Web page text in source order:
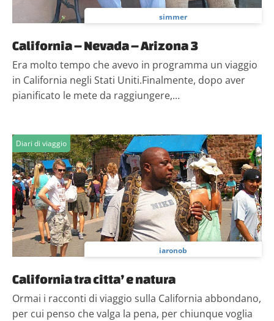
simmer
California – Nevada – Arizona 3
Era molto tempo che avevo in programma un viaggio
in California negli Stati Uniti.Finalmente, dopo aver
pianificato le mete da raggiungere,...
Diari di viaggio
iaronob
California tra citta’ e natura
Ormai i racconti di viaggio sulla California abbondano,
per cui penso che valga la pena, per chiunque voglia